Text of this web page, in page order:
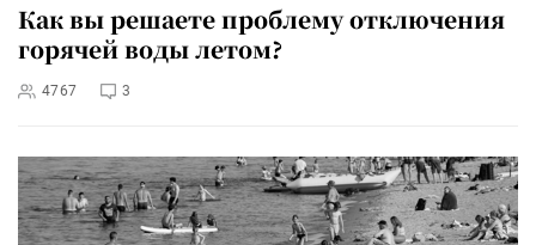
Как вы решаете проблему отключения
горячей воды летом?
4767 3